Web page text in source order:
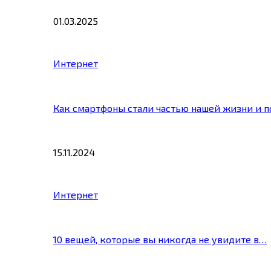
01.03.2025
Интернет
Как смартфоны стали частью нашей жизни и
15.11.2024
Интернет
10 вещей, которые вы никогда не увидите в…